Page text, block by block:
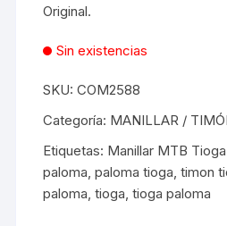
Original.
Sin existencias
SKU:COM2588
Categoría: MANILLAR /
Etiquetas: Manillar MTB
paloma,paloma tioga,timon
paloma,tioga,tioga paloma